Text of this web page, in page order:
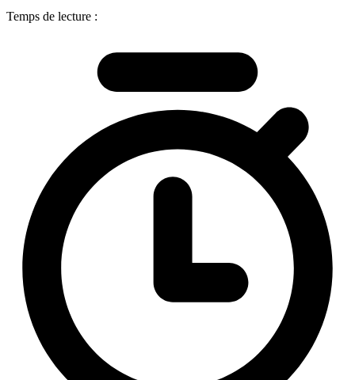
Temps de lecture :